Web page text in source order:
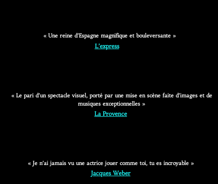
« Une reine d’Espagne magnifique et bouleversante »
L’express
« Le pari d’un spectacle visuel, porté par une mise en scène faite d’images et de
musiques exceptionnelles »
La Provence
« Je n’ai jamais vu une actrice jouer comme toi, tu es incroyable »
Jacques Weber